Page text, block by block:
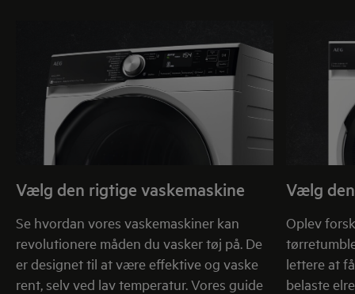
Vælg den rigtige vaskemaskine
Se hvordan vores vaskemaskiner kan
revolutionere måden du vasker tøj på. De
er designet til at være effektive og vaske
rent, selv ved lav temperatur. Vores guide
Vælg
Oplev
lettere at
belaste